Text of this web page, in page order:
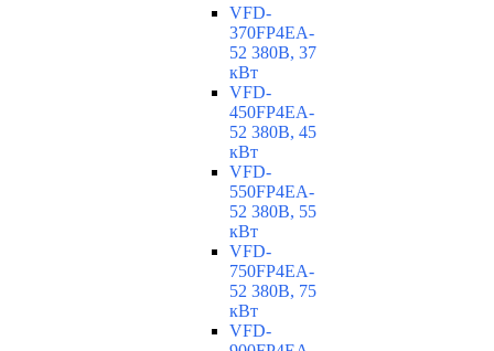
VFD-
370FP4EA-
52 380В, 37
кВт
VFD-
450FP4EA-
52 380В, 45
кВт
VFD-
550FP4EA-
52 380В, 55
кВт
VFD-
750FP4EA-
52 380В, 75
кВт
VFD-